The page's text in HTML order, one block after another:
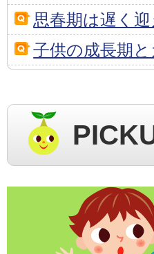
思春期は遅く
子供の成長期